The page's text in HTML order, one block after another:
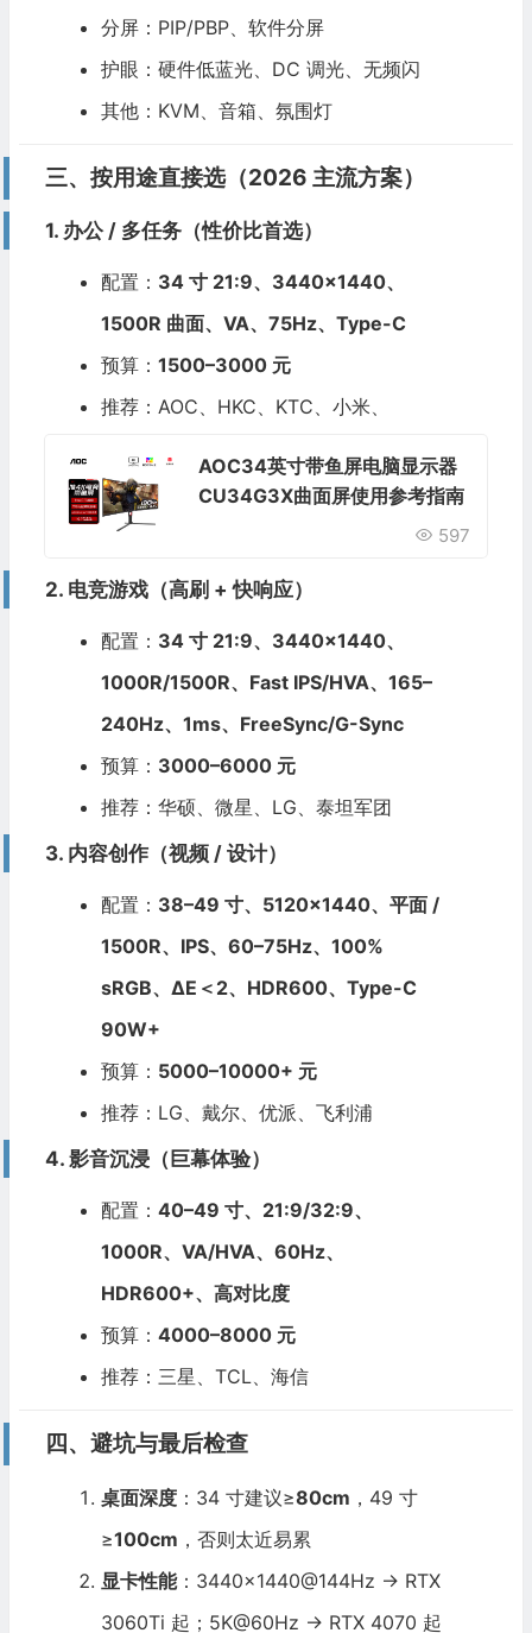
分屏：PIP/PBP、软件分屏
护眼：硬件低蓝光、DC 调光、无频闪
其他：KVM、音箱、氛围灯
三、按用途直接选（2026 主流方案）
1. 办公 / 多任务（性价比首选）
配置： 34 寸 21:9、3440×1440、
1500R 曲面、VA、75Hz、Type-C
预算： 1500–3000 元
推荐：AOC、HKC、KTC、小米、
AOC34英寸带鱼屏电脑显示器
CU34G3X曲面屏使用参考指南
597
2. 电竞游戏（高刷 + 快响应）
配置： 34 寸 21:9、3440×1440、
1000R/1500R、Fast IPS/HVA、165–
240Hz、1ms、FreeSync/G-Sync
预算： 3000–6000 元
推荐：华硕、微星、LG、泰坦军团
3. 内容创作（视频 / 设计）
配置： 38–49 寸、5120×1440、平面 /
1500R、IPS、60–75Hz、100%
sRGB、ΔE＜2、HDR600、Type-C
90W+
预算： 5000–10000+ 元
推荐：LG、戴尔、优派、飞利浦
4. 影音沉浸（巨幕体验）
配置： 40–49 寸、21:9/32:9、
1000R、VA/HVA、60Hz、
HDR600+、高对比度
预算： 4000–8000 元
推荐：三星、TCL、海信
四、避坑与最后检查
桌面深度：34 寸建议≥80cm ，49 寸
≥100cm ，否则太近易累
显卡性能：3440×1440@144Hz → RTX
3060Ti 起；5K@60Hz → RTX 4070 起